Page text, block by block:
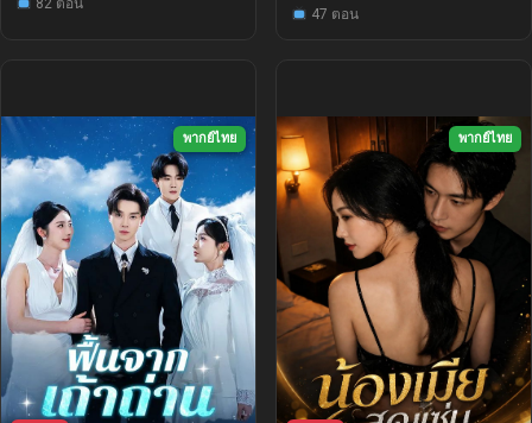
82 ตอน
47 ตอน
พากย์ไทย พากย์ไทย